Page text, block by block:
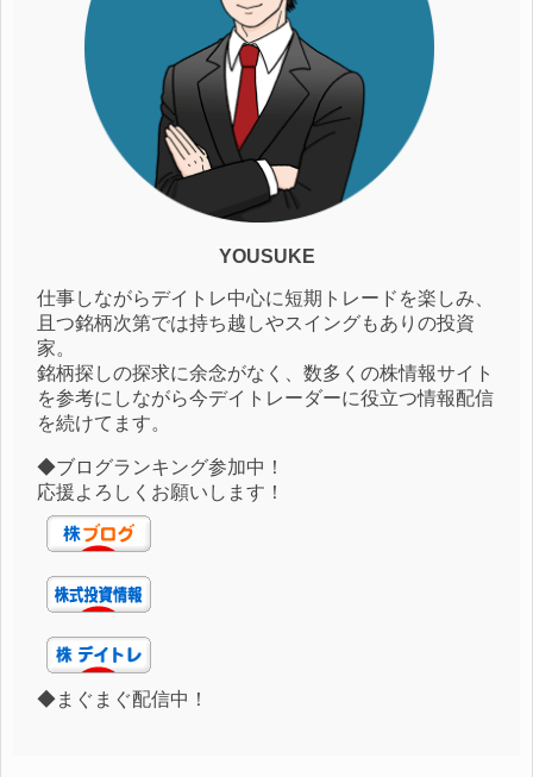
YOUSUKE
仕事しながらデイトレ中心に短期トレードを楽しみ、
且つ銘柄次第では持ち越しやスイングもありの投資
家。
銘柄探しの探求に余念がなく、数多くの株情報サイト
を参考にしながら今デイトレーダーに役立つ情報配信
を続けてます。
◆ブログランキング参加中！
応援よろしくお願いします！
◆まぐまぐ配信中！